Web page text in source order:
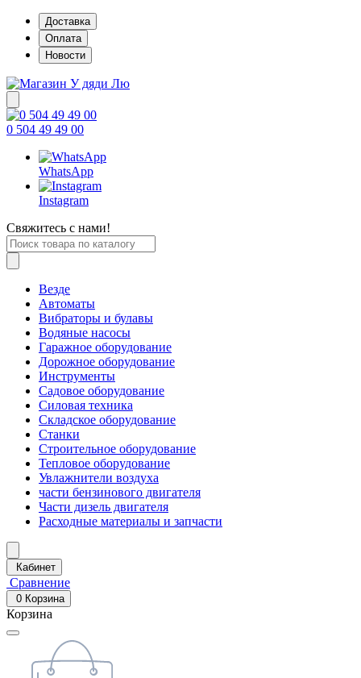
Доставка
Оплата
Новости
0 504 49 49 00
WhatsApp
Instagram
Свяжитесь с нами!
Везде
Автоматы
Вибраторы и булавы
Водяные насосы
Гаражное оборудование
Дорожное оборудование
Инструменты
Садовое оборудование
Силовая техника
Складское оборудование
Станки
Строительное оборудование
Тепловое оборудование
Увлажнители воздуха
части бензинового двигателя
Части дизель двигателя
Расходные материалы и запчасти
Кабинет
Сравнение
0 Корзина
Корзина